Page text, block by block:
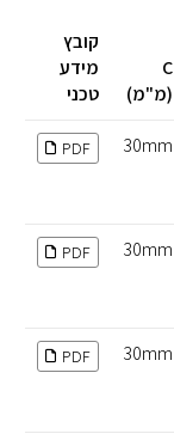
C
(מ"מ)
קובץ
מידע
טכני
30mm
PDF
30mm
PDF
30mm
PDF